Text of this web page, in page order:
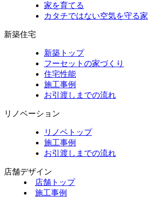
家を育てる
カタチではない空気を守る家
新築住宅
新築トップ
フーセットの家づくり
住宅性能
施工事例
お引渡しまでの流れ
リノベーション
リノベトップ
施工事例
お引渡しまでの流れ
店舗デザイン
店舗トップ
施工事例